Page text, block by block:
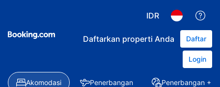
IDR
Daftarkan properti Anda Daftar
Login
Akomodasi Penerbangan Penerbangan +